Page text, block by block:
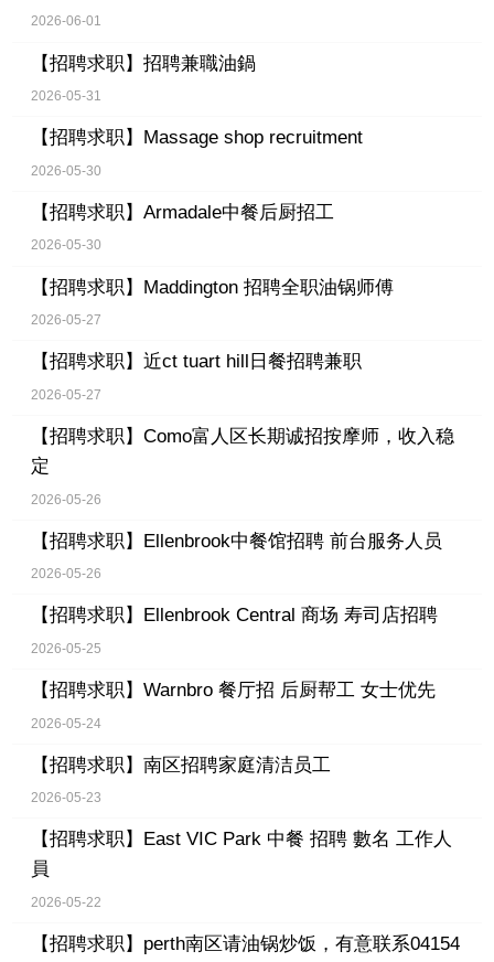
2026-06-01
【招聘求职】 招聘兼職油鍋
2026-05-31
【招聘求职】 Massage shop recruitment
2026-05-30
【招聘求职】 Armadale中餐后厨招工
2026-05-30
【招聘求职】 Maddington 招聘全职油锅师傅
2026-05-27
【招聘求职】 近ct tuart hill日餐招聘兼职
2026-05-27
【招聘求职】 Como富人区长期诚招按摩师，收入稳
定
2026-05-26
【招聘求职】 Ellenbrook中餐馆招聘 前台服务人员
2026-05-26
【招聘求职】 Ellenbrook Central 商场 寿司店招聘
2026-05-25
【招聘求职】 Warnbro 餐厅招 后厨帮工 女士优先
2026-05-24
【招聘求职】 南区招聘家庭清洁员工
2026-05-23
【招聘求职】
East VIC Park 中餐 招聘 數名 工作人
員
2026-05-22
【招聘求职】 perth南区请油锅炒饭，有意联系04154